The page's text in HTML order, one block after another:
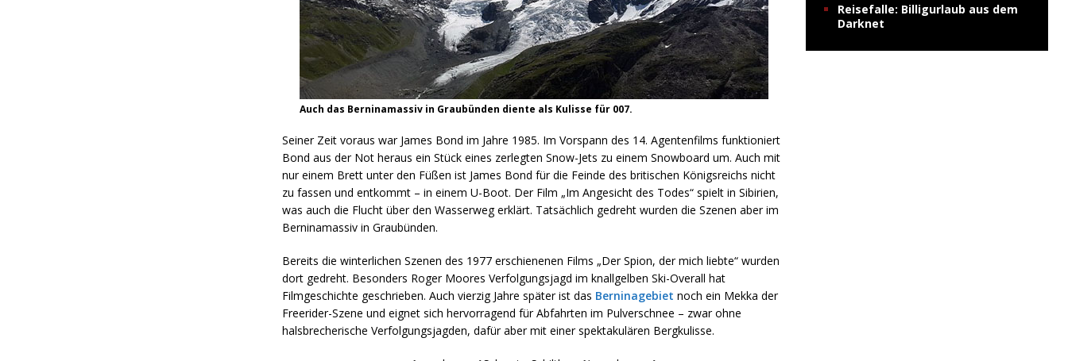
Auch das Berninamassiv in Graubünden diente als Kulisse für 007.
Seiner Zeit voraus war James Bond im Jahre 1985. Im Vorspann des 14. Agentenfilms funktioniert
Bond aus der Not heraus ein Stück eines zerlegten Snow-Jets zu einem Snowboard um. Auch mit
nur einem Brett unter den Füßen ist James Bond für die Feinde des britischen Königsreichs nicht
zu fassen und entkommt – in einem U-Boot. Der Film „Im Angesicht des Todes“ spielt in Sibirien,
was auch die Flucht über den Wasserweg erklärt. Tatsächlich gedreht wurden die Szenen aber im
Berninamassiv in Graubünden.
Bereits die winterlichen Szenen des 1977 erschienenen Films „Der Spion, der mich liebte“ wurden
dort gedreht. Besonders Roger Moores Verfolgungsjagd im knallgelben Ski-Overall hat
Filmgeschichte geschrieben. Auch vierzig Jahre später ist das Berninagebiet noch ein Mekka der
Freerider-Szene und eignet sich hervorragend für Abfahrten im Pulverschnee – zwar ohne
halsbrecherische Verfolgungsjagden, dafür aber mit einer spektakulären Bergkulisse.
Reisefalle: Billigurlaub aus dem
Darknet